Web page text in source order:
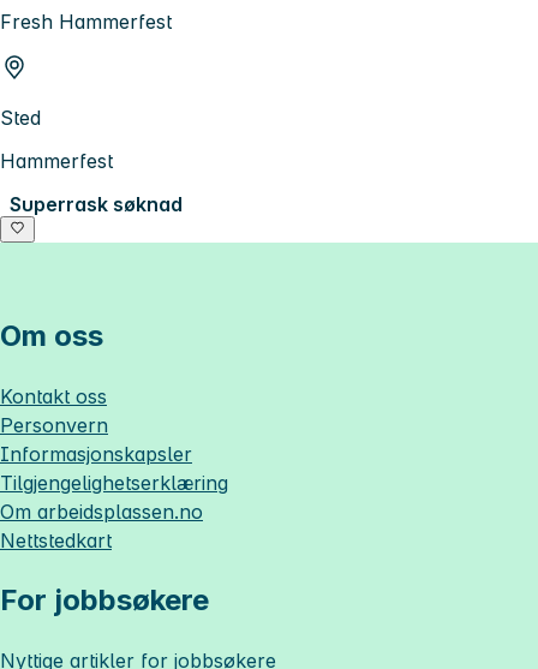
Fresh Hammerfest
Sted
Hammerfest
Superrask søknad
Om oss
Kontakt oss
Personvern
Informasjonskapsler
Tilgjengelighetserklæring
Om arbeidsplassen.no
Nettstedkart
For jobbsøkere
Nyttige artikler for jobbsøkere